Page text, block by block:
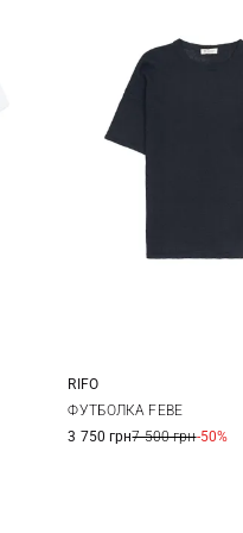
XS S
RIFO
ФУТБОЛКА FEBE
3 750 грн7 500 грн-50%